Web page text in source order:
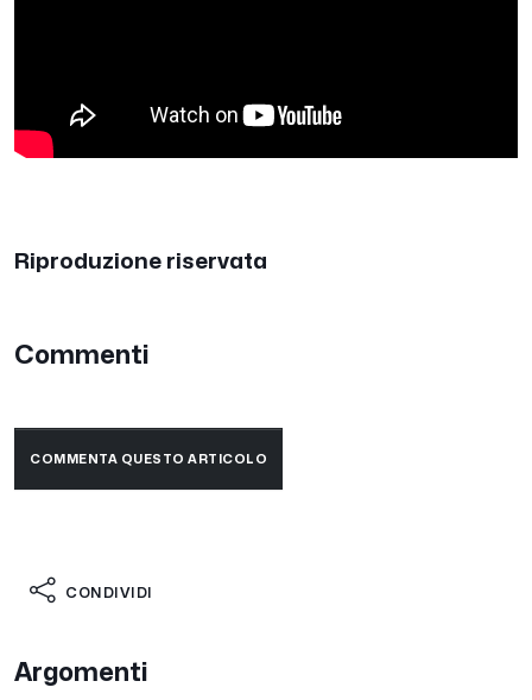
Riproduzione riservata
Commenti
COMMENTA QUESTO ARTICOLO
CONDIVIDI
Argomenti